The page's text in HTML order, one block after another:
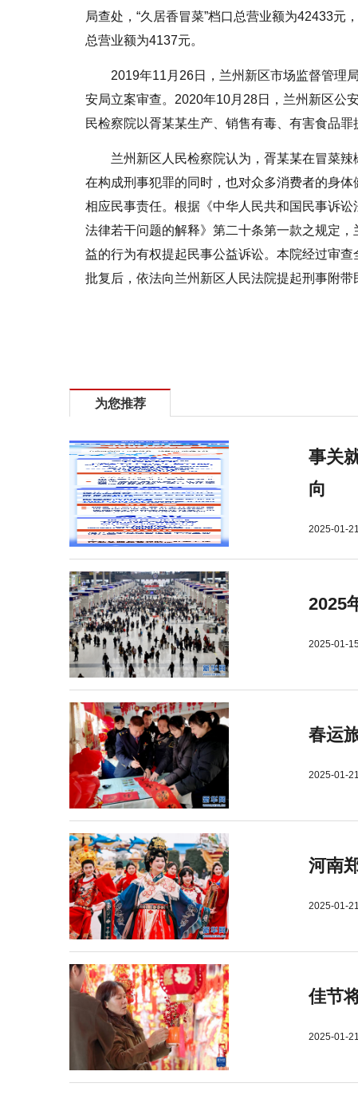
局查处，“久居香冒菜”档口总营业额为42433
总营业额为4137元。
2019年11月26日，兰州新区市场监督管理
安局立案审查。2020年10月28日，兰州新区公
民检察院以胥某某生产、销售有毒、有害食品罪
兰州新区人民检察院认为，胥某某在冒菜
在构成刑事犯罪的同时，也对众多消费者的身
相应民事责任。根据《中华人民共和国 民事诉讼
法律若干问题的解释》第二十条第一款之规定
益的行为有权提起民事公益诉讼。本院经过审
批复后，依法向兰州新区人民法院提起刑事附带
为您推荐
事关
向
2025-01-21
2025
2025-01-
春运
2025-01-21
河南
2025-01-21
佳节
2025-01-21